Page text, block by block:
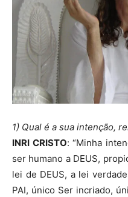
1) Qual é a sua intenção,
INRI CRISTO: “Minha
ser humano a DEUS,
lei de DEUS, a lei
PAI, único Ser incriado,